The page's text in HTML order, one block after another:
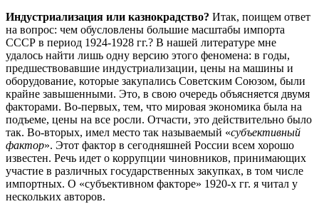
Индустриализация или казнокрадство? Итак, поищем ответ
на вопрос: чем обусловлены большие масштабы импорта
СССР в период 1924-1928 гг.? В нашей литературе мне
удалось найти лишь одну версию этого феномена: в годы,
предшествовавшие индустриализации, цены на машины и
оборудование, которые закупались Советским Союзом, были
крайне завышенными. Это, в свою очередь объясняется двумя
факторами. Во-первых, тем, что мировая экономика была на
подъеме, цены на все росли. Отчасти, это действительно было
так. Во-вторых, имел место так называемый «субъективный
фактор». Этот фактор в сегодняшней России всем хорошо
известен. Речь идет о коррупции чиновников, принимающих
участие в различных государственных закупках, в том числе
импортных. О «субъективном факторе» 1920-х гг. я читал у
нескольких авторов.